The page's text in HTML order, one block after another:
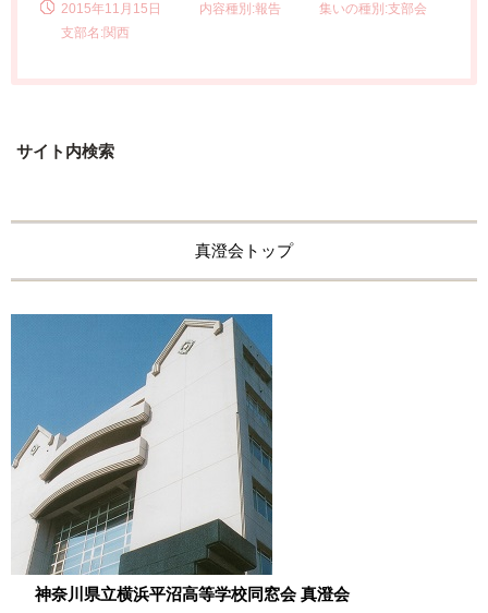
2015年11月15日 内容種別:報告
集いの種別:支部会
支部名:関西
サイト内検索
真澄会トップ
神奈川県立横浜平沼高等学校同窓会 真澄会